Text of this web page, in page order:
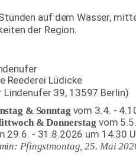
auf dem Wasser,
der Region.
Reederei Lüdicke
Lindenufer 39, 13597 Berlin)
& Sonntag vom 3.4. -
& Donnerstag vom
29.6. - 31.8.2026 um 14.30
Pfingstmontag, 25. Mai